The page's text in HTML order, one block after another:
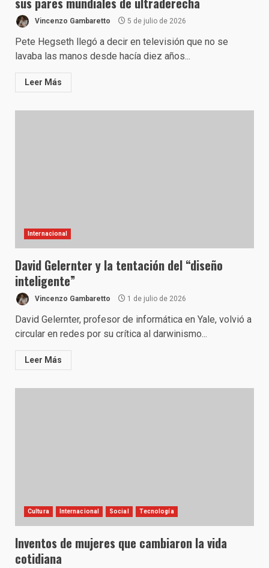
Vincenzo Gambaretto 5 de julio de 2026
Pete Hegseth llegó a decir en televisión que no se
lavaba las manos desde hacía diez años...
Leer Más
Internacional
David Gelernter y la tentación del “diseño
inteligente”
Vincenzo Gambaretto 1 de julio de 2026
David Gelernter, profesor de informática en Yale, volvió a
circular en redes por su crítica al darwinismo...
Leer Más
Cultura Internacional Social Tecnología
Inventos de mujeres que cambiaron la vida
cotidiana